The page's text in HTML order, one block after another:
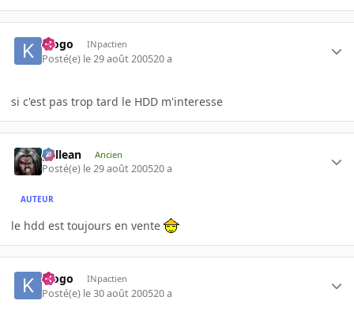
klogo INpactien
Posté(e) le 29 août 200520 a
si c'est pas trop tard le HDD m'interesse
gallean Ancien
Posté(e) le 29 août 200520 a
AUTEUR
le hdd est toujours en vente
klogo INpactien
Posté(e) le 30 août 200520 a